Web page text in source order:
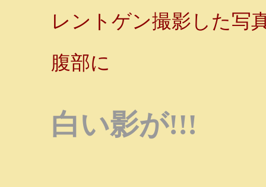
レントゲン撮影した写
腹部に
白い影が!!!